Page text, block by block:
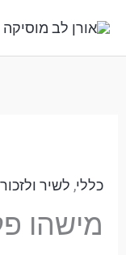
לתוכן
כללי, לשיר ולזכור
מישהו
מישהו
פלייבק